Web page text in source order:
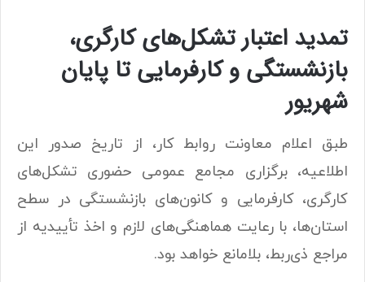
تمدید اعتبار تشکل‌های کارگری،
بازنشستگی و کارفرمایی تا پایان
شهریور
طبق اعلام معاونت روابط کار، از تاریخ صدور این
اطلاعیه، برگزاری مجامع عمومی حضوری تشکل‌های
کارگری، کارفرمایی و کانون‌های بازنشستگی در سطح
استان‌ها، با رعایت هماهنگی‌های لازم و اخذ تأییدیه از
مراجع ذی‌ربط، بلامانع خواهد بود.